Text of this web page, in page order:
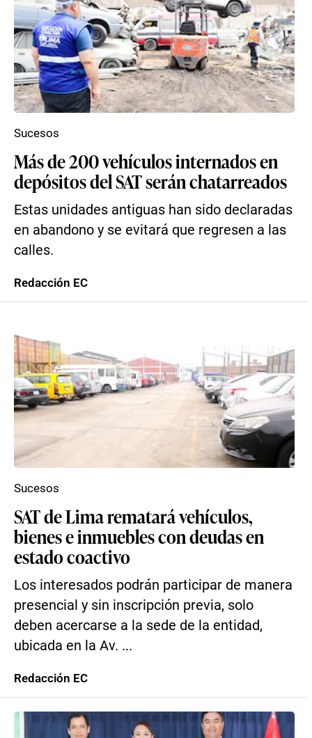
Más de 200 vehículos internados en
depósitos del SAT serán chatarreados
Estas unidades antiguas han sido declaradas
en abandono y se evitará que regresen a las
calles.
Sucesos
Redacción EC
SAT de Lima rematará vehículos,
bienes e inmuebles con deudas en
estado coactivo
Los interesados podrán participar de manera
presencial y sin inscripción previa, solo
deben acercarse a la sede de la entidad,
ubicada en la Av. ...
Sucesos
Redacción EC